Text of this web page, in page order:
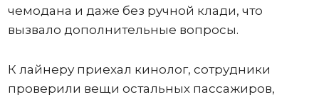
чемодана и даже без ручной клади, что
вызвало дополнительные вопросы.
К лайнеру приехал кинолог, сотрудники
проверили вещи остальных пассажиров,